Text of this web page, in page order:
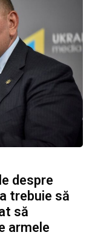
despre
trebuie să
să
armele